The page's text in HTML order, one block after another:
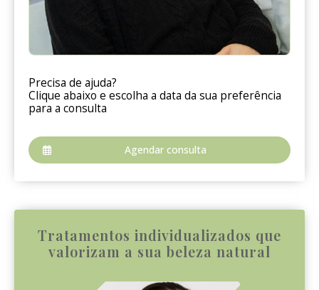
Precisa de ajuda?
Clique abaixo e escolha a data da sua preferência
para a consulta
Agendar consulta
Tratamentos individualizados que
valorizam a sua beleza natural